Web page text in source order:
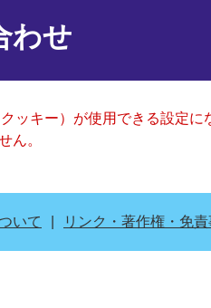
わせ
ッキー）が使用できる設定
ん。
いて リンク・著作権・免